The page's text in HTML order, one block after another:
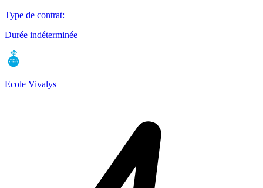
Type de contrat:
Durée indéterminée
Ecole Vivalys